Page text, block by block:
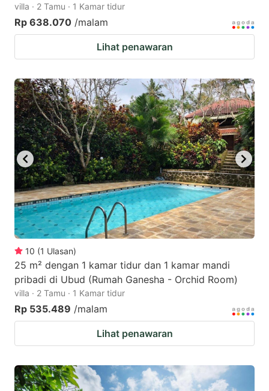
villa · 2 Tamu · 1 Kamar tidur
Rp 638.070 /malam
Lihat penawaran
10 (1 Ulasan)
25 m² dengan 1 kamar tidur dan 1 kamar mandi
pribadi di Ubud (Rumah Ganesha - Orchid Room)
villa · 2 Tamu · 1 Kamar tidur
Rp 535.489 /malam
Lihat penawaran